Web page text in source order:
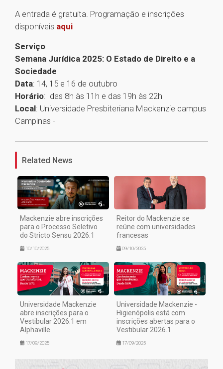
A entrada é gratuita. Programação e inscrições
disponíveis aqui
Serviço
Semana Jurídica 2025: O Estado de Direito e a
Sociedade
Data: 14, 15 e 16 de outubro
Horário: das 8h às 11h e das 19h às 22h
Local: Universidade Presbiteriana Mackenzie campus
Campinas -
Related News
Mackenzie abre inscrições
para o Processo Seletivo
do Stricto Sensu 2026.1
10/10/2025
Reitor do Mackenzie se
reúne com universidades
francesas
09/10/2025
Universidade Mackenzie
abre inscrições para o
Vestibular 2026.1 em
Alphaville
17/09/2025
Universidade Mackenzie -
Higienópolis está com
inscrições abertas para o
Vestibular 2026.1
17/09/2025